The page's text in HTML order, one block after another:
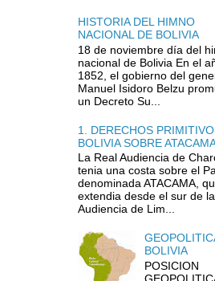
HISTORIA DEL HIMNO
NACIONAL DE BOLIVIA
18 de noviembre día del
nacional de Bolivia En el
1852, el gobierno del
Manuel Isidoro Belzu
un Decreto Su...
1. DERECHOS
BOLIVIA SOBRE
La Real Audiencia de
tenia una costa sobre el
denominada ATACAMA,
extendia desde el sur de
Audiencia de Lim...
BOLIVIA
POSICION